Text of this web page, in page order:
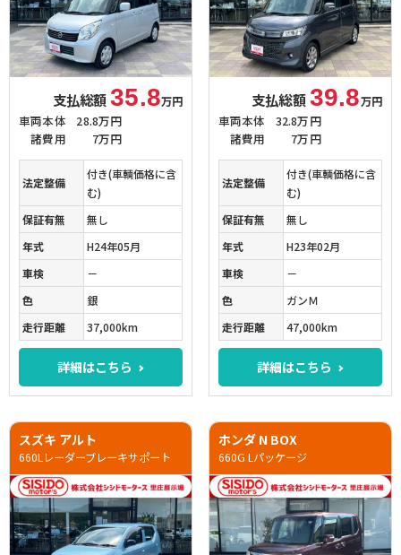
支払総額35.8万円
車両本体
28.8万円
諸費用
7万円
法定整備
付き(車輌価格に含
む)
保証有無
無し
年式
H24年05月
車検
－
色
銀
走行距離
37,000km
詳細はこちら
支払総額39.8万円
車両本体
32.8万円
諸費用
7万円
法定整備
付き(車輌価格に含
む)
保証有無
無し
年式
H23年02月
車検
－
色
ガンＭ
走行距離
47,000km
詳細はこちら
スズキ アルト
660Lレーダーブレーキサポート
ホンダ N BOX
660G Lパッケージ